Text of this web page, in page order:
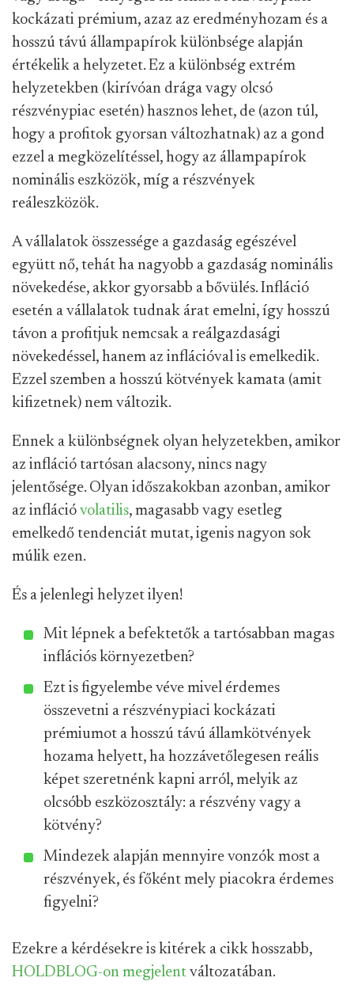
kockázati prémium, azaz az eredményhozam és a
hosszú távú állampapírok különbsége alapján
értékelik a helyzetet. Ez a különbség extrém
helyzetekben (kirívóan drága vagy olcsó
részvénypiac esetén) hasznos lehet, de (azon túl,
hogy a profitok gyorsan változhatnak) az a gond
ezzel a megközelítéssel, hogy az állampapírok
nominális eszközök, míg a részvények
reáleszközök.
A vállalatok összessége a gazdaság egészével
együtt nő, tehát ha nagyobb a gazdaság nominális
növekedése, akkor gyorsabb a bővülés. Infláció
esetén a vállalatok tudnak árat emelni, így hosszú
távon a profitjuk nemcsak a reálgazdasági
növekedéssel, hanem az inflációval is emelkedik.
Ezzel szemben a hosszú kötvények kamata (amit
kifizetnek) nem változik.
Ennek a különbségnek olyan helyzetekben, amikor
az infláció tartósan alacsony, nincs nagy
jelentősége. Olyan időszakokban azonban, amikor
az infláció volatilis, magasabb vagy esetleg
emelkedő tendenciát mutat, igenis nagyon sok
múlik ezen.
És a jelenlegi helyzet ilyen!
Mit lépnek a befektetők a tartósabban magas
inflációs környezetben?
Ezt is figyelembe véve mivel érdemes
összevetni a részvénypiaci kockázati
prémiumot a hosszú távú államkötvények
hozama helyett, ha hozzávetőlegesen reális
képet szeretnénk kapni arról, melyik az
olcsóbb eszközosztály: a részvény vagy a
kötvény?
Mindezek alapján mennyire vonzók most a
részvények, és főként mely piacokra érdemes
figyelni?
Ezekre a kérdésekre is kitérek a cikk hosszabb,
HOLDBLOG-on megjelent változatában.